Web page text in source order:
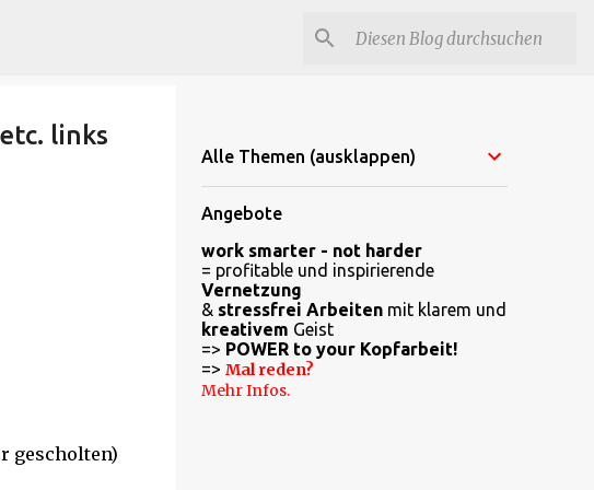
links
gescholten)
Alle Themen (ausklappen)
Angebote
work smarter - not harder
= profitable und inspirierende
Vernetzung
& stressfrei Arbeitenmit klarem und
kreativem Geist
=> POWER to your Kopfarbeit!
=> Mal reden?
Mehr Infos.